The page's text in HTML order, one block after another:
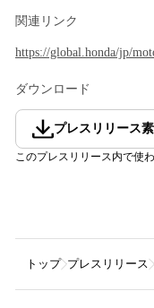
関連リンク
https://global.honda/jp/
ダウンロード
プレスリリース
このプレスリリース内で使
トップ プレスリリース